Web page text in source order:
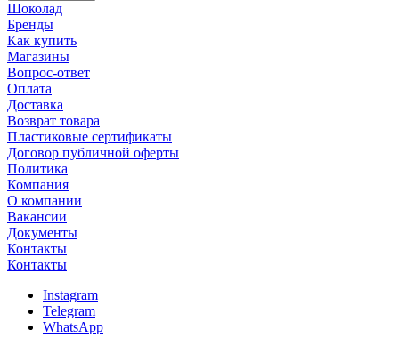
Шоколад
Бренды
Как купить
Магазины
Вопрос-ответ
Оплата
Доставка
Возврат товара
Пластиковые сертификаты
Договор публичной оферты
Политика
Компания
О компании
Вакансии
Документы
Контакты
Контакты
Instagram
Telegram
WhatsApp